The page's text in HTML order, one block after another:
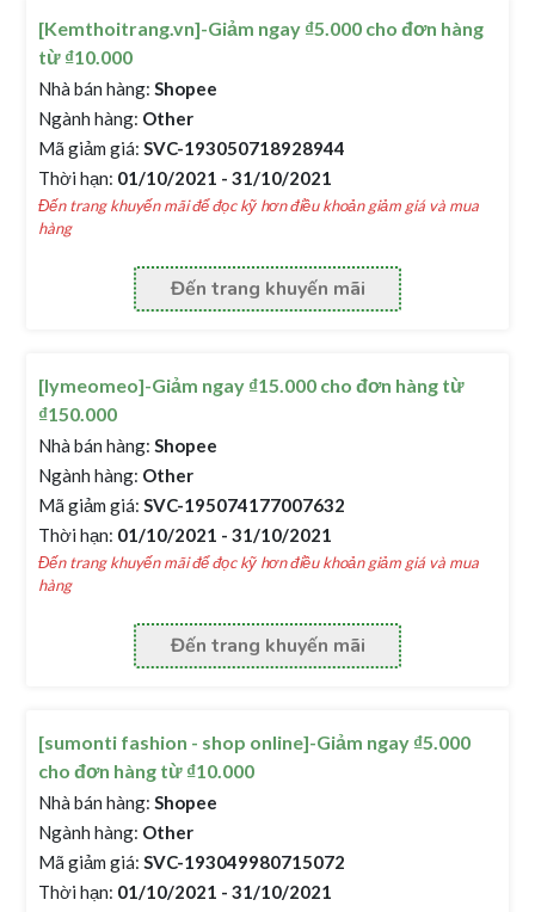
[Kemthoitrang.vn]-Giảm ngay ₫5.000 cho đơn hàng
từ ₫10.000
Nhà bán hàng: Shopee
Ngành hàng: Other
Mã giảm giá: SVC-193050718928944
Thời hạn: 01/10/2021 - 31/10/2021
Đến trang khuyến mãi để đọc kỹ hơn điều khoản giảm giá và mua
hàng
Đến trang khuyến mãi
[lymeomeo]-Giảm ngay ₫15.000 cho đơn hàng từ
₫150.000
Nhà bán hàng: Shopee
Ngành hàng: Other
Mã giảm giá: SVC-195074177007632
Thời hạn: 01/10/2021 - 31/10/2021
Đến trang khuyến mãi để đọc kỹ hơn điều khoản giảm giá và mua
hàng
Đến trang khuyến mãi
[sumonti fashion - shop online]-Giảm ngay ₫5.000
cho đơn hàng từ ₫10.000
Nhà bán hàng: Shopee
Ngành hàng: Other
Mã giảm giá: SVC-193049980715072
Thời hạn: 01/10/2021 - 31/10/2021